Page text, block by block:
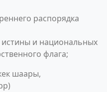
распорядка
и национальных
флага;
шаары,